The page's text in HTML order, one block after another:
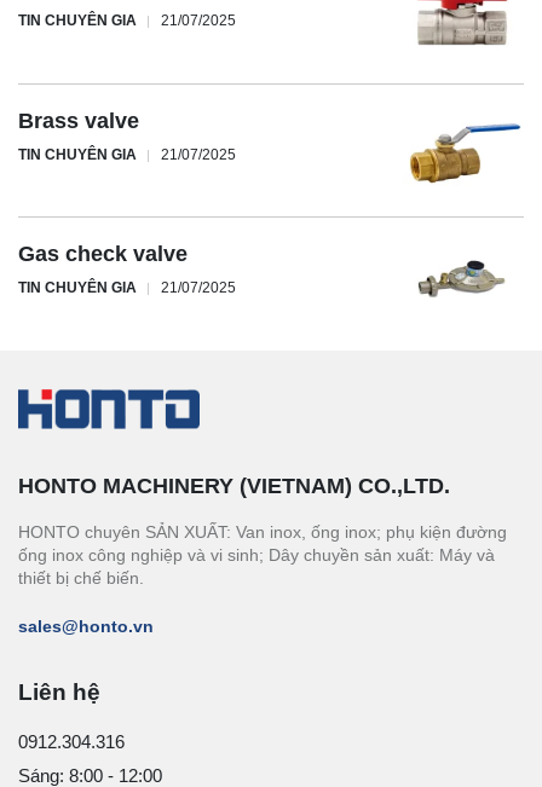
TIN CHUYÊN GIA 21/07/2025
Brass valve
TIN CHUYÊN GIA 21/07/2025
Gas check valve
TIN CHUYÊN GIA 21/07/2025
HONTO MACHINERY (VIETNAM) CO.,LTD.
HONTO chuyên SẢN XUẤT: Van inox, ống inox; phụ kiện đường
ống inox công nghiệp và vi sinh; Dây chuyền sản xuất: Máy và
thiết bị chế biến.
sales@honto.vn
Liên hệ
0912.304.316
Sáng: 8:00 - 12:00